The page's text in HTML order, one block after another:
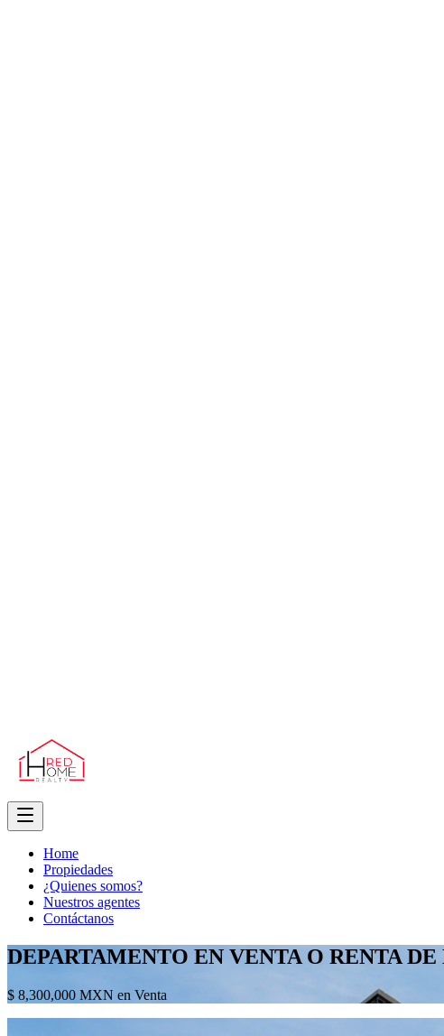
Home
Propiedades
¿Quienes somos?
Nuestros agentes
Contáctanos
DEPARTAMENTO EN VENTA O RENTA
$ 8,300,000 MXN en Venta